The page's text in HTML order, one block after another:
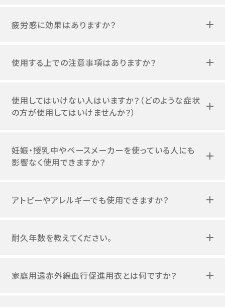
疲労感に効果はありますか？
使用する上での注意事項はありますか？
使用してはいけない人はいますか？（どのような症状
の方が使用してはいけませんか？）
妊娠・授乳中やペースメーカーを使っている人にも
影響なく使用できますか？
アトピーやアレルギーでも使用できますか？
耐久年数を教えてください。
家庭用遠赤外線血行促進用衣とは何ですか？